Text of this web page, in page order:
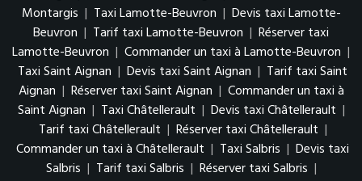
Montargis | Taxi Lamotte-Beuvron | Devis taxi Lamotte-
Beuvron | Tarif taxi Lamotte-Beuvron | Réserver taxi
Lamotte-Beuvron | Commander un taxi à Lamotte-Beuvron |
Taxi Saint Aignan | Devis taxi Saint Aignan | Tarif taxi Saint
Aignan | Réserver taxi Saint Aignan | Commander un taxi à
Saint Aignan | Taxi Châtellerault | Devis taxi Châtellerault |
Tarif taxi Châtellerault | Réserver taxi Châtellerault |
Commander un taxi à Châtellerault | Taxi Salbris | Devis taxi
Salbris | Tarif taxi Salbris | Réserver taxi Salbris |